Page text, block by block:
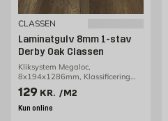
CLASSEN
Laminatgulv 8mm 1-stav
Derby Oak Classen
Kliksystem Megaloc,
8x194x1286mm, Klassificering
AC4/32, 1,99m2/pakke
Pris 129 kr. /m2
129 KR. /M2
Kun online